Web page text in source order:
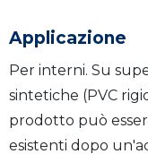
Applicazione
Per interni. Su
sintetiche (PVC
prodotto può
esistenti dopo